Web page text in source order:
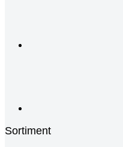
Sortiment